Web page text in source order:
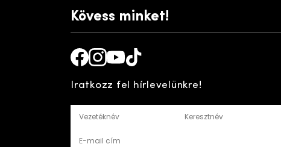
Kövess minket!
Iratkozz fel hírlevelünkre!
Vezetéknév Keresztnév
E-mail cím